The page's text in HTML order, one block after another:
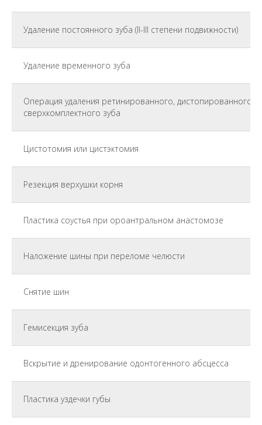
Удаление постоянного зуба (II-III степени подвижности)
Удаление временного зуба
Операция удаления ретинированного, дистопированного
сверхкомплектного зуба
Цистотомия или цистэктомия
Резекция верхушки корня
Пластика соустья при ороантральном анастомозе
Наложение шины при переломе челюсти
Снятие шин
Гемисекция зуба
Вскрытие и дренирование одонтогенного абсцесса
Пластика уздечки губы